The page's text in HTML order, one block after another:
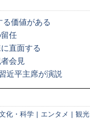
価値がある
任
直面する
会見
近平主席が演説
化・科学 | エンタメ | 観光